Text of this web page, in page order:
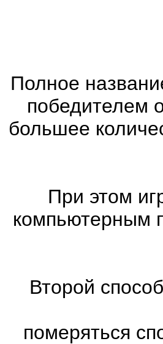
Полное
победителем
большее
При этом
компьютерным
Второй
померяться